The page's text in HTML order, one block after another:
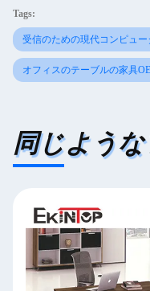
Tags:
受信のための現代コンピュー
オフィスのテーブルの家具
同じよう